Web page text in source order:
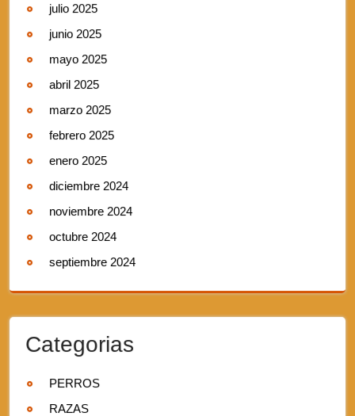
julio 2025
junio 2025
mayo 2025
abril 2025
marzo 2025
febrero 2025
enero 2025
diciembre 2024
noviembre 2024
octubre 2024
septiembre 2024
Categorias
PERROS
RAZAS